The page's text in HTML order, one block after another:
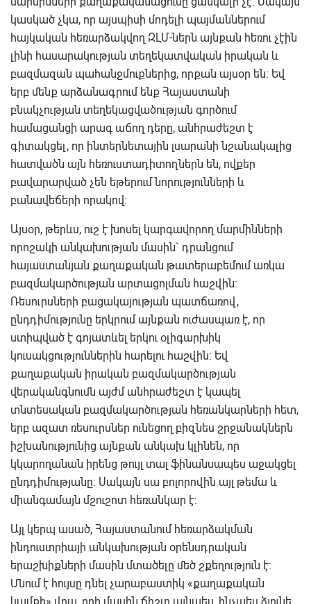
կասկած չկա, որ այսպիսի մոդելի պայմաններում
հայկական հեռարձակվող ԶԼՄ-ներն այնքան հեռու չէին
լինի հասարակության տեղեկատվական իրական և
բազմազան պահանջմուքներից, որքան այսօր են: Եվ
երբ մենք արձանագրում ենք Հայաստանի
բնակչության տեղեկացվածության գործում
համացանցի արագ աճող դերը, անհրաժեշտ է
գիտակցել, որ ինտերնետային լսարանի նշանակալից
հատվածն այն հեռուստադիտողներն են, ովքեր
բավարարված չեն եթերում նորությունների և
բանավեճերի որակով:
Այսօր, թերևս, ուշ է խոսել կարգավորող մարմինների
որոշակի անկախության մասին` դրանցում
հայաստանյան քաղաքական թատերաբեմում առկա
բազմակարծության արտացոլման հաշվին:
Ռեսուրսների բացակայության պատճառով,
ընդդիմությունը երկրում այնքան ուժասպառ է, որ
ստիպված է գոյատևել երկու օլիգարխիկ
կուսակցություններին հարելու հաշվին: Եվ
քաղաքական իրական բազմակարծության
վերականգնումն այժմ անհրաժեշտ է կապել
տնտեսական բազմակարծության հեռանկարների հետ,
երբ ազատ ռեսուրսներ ունեցող բիզնես շրջանակներն
իշխանությունից այնքան անկախ կլինեն, որ
կկարողանան իրենց թույլ տալ ֆինանսապես աջակցել
ընդդիմությանը: Սակայն սա բոլորովին այլ թեմա և
միանգամայն մշուշոտ հեռանկար է:
Այլ կերպ ասած, Հայաստանում հեռարձակման
ինդուստրիայի անկախության օրենսդրական
երաշխիքների մասին մտածելը մեծ շքեղություն է:
Մնում է հույսը դնել չարաբաստիկ «քաղաքական